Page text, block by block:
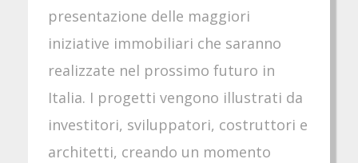
presentazione delle maggiori
iniziative immobiliari che saranno
realizzate nel prossimo futuro in
Italia. I progetti vengono illustrati da
investitori, sviluppatori, costruttori e
architetti, creando un momento